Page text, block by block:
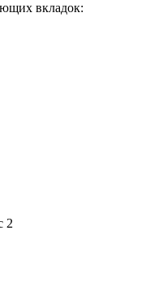
вкладок:
2